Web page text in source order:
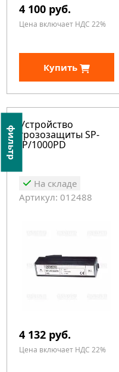
фильтр
4 100 руб.
Цена включает НДС 22%
Купить
Устройство
грозозащиты SP-
IP/1000PD
На складе
Артикул: 012488
4 132 руб.
Цена включает НДС 22%